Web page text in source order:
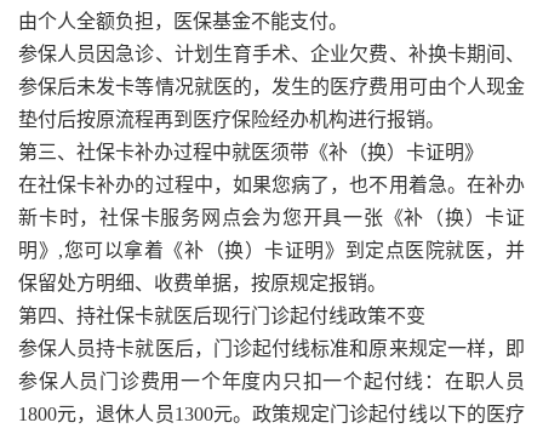
由个人全额负担，医保基金不能支付。
参保人员因急诊、计划生育手术、企业欠费、补换卡期间、
参保后未发卡等情况就医的，发生的医疗费用可由个人现金
垫付后按原流程再到医疗保险经办机构进行报销。
第三、社保卡补办过程中就医须带《补（换）卡证明》
在社保卡补办的过程中，如果您病了，也不用着急。在补办
新卡时，社保卡服务网点会为您开具一张《补（换）卡证
明》,您可以拿着《补（换）卡证明》到定点医院就医，并
保留处方明细、收费单据，按原规定报销。
第四、持社保卡就医后现行门诊起付线政策不变
参保人员持卡就医后，门诊起付线标准和原来规定一样，即
参保人员门诊费用一个年度内只扣一个起付线：在职人员
1800元，退休人员1300元。政策规定门诊起付线以下的医疗